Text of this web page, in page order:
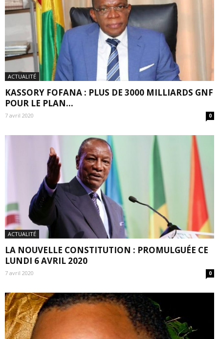
ACTUALITÉ
KASSORY FOFANA : PLUS DE 3000 MILLIARDS GNF
POUR LE PLAN...
7 avril 2020 0
ACTUALITÉ
LA NOUVELLE CONSTITUTION : PROMULGUÉE CE
LUNDI 6 AVRIL 2020
7 avril 2020 0